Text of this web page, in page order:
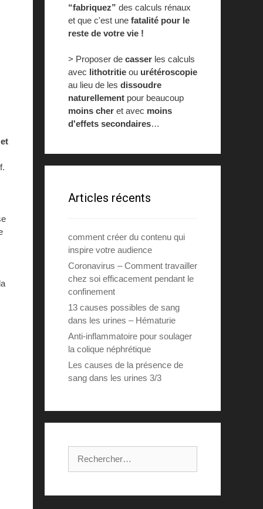
“fabriquez” des calculs rénaux
et que c'est une fatalité pour le
reste de votre vie !
> Proposer de casser les calculs
avec lithotritie ou urétéroscopie
au lieu de les dissoudre
naturellement pour beaucoup
moins cher et avec moins
d'effets secondaires…
Articles récents
comment créer du contenu qui
inspire votre audience
Coronavirus – Comment travailler
chez soi efficacement pendant le
confinement
13 causes possibles de sang
dans les urines – Hématurie
Anti-inflammatoire pour soulager
la colique néphrétique
Les causes de la présence de
sang dans les urines 3/3